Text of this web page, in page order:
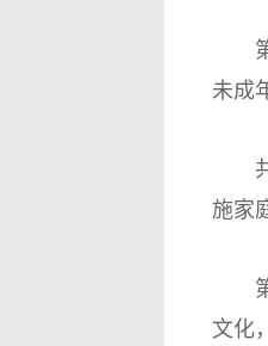
第
未成
共
施家
第
文化